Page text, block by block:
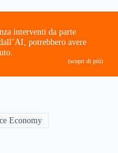
interventi da parte
potrebbero avere
(scopri di più)
Economy